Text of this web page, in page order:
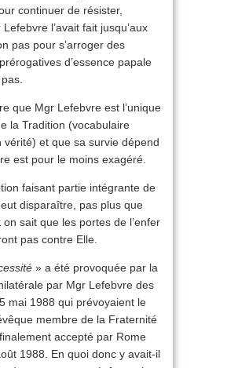
continuer de résister,
l’avait fait jusqu’aux
pas pour s’arroger des
d’essence papale
que Mgr Lefebvre est l’unique
la Tradition (vocabulaire
vérité) et que sa survie dépend
est pour le moins exagéré.
faisant partie intégrante de
disparaître, pas plus que
on sait que les portes de l’enfer
pas contre Elle.
» a été provoquée par la
par Mgr Lefebvre des
mai 1988 qui prévoyaient le
membre de la Fraternité
accepté par Rome
1988. En quoi donc y avait-il